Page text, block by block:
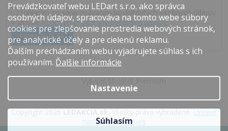
Prevádzkovateľ webu LEDart s.r.o. ako správca
osobných údajov, spracováva na tomto webe súbory
cookies pre zlepšovanie prostredia webových stránok,
pre analytické účely a pre cielenú reklamu.
Ďalším prechádzaním webu vyjadrujete súhlas s ich
používaním. Ďalšie informácie
Nastavenie
Súhlasím
Súhlasím so spracovávaním poskytnutých osobných údajov
v zmysle Podmienok ochrany osobných údajov.
PRIHLÁSIŤ SA
nastavenie cookies